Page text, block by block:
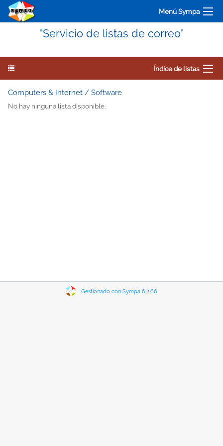
Menú Sympa
"Servicio de listas de correo"
Índice de listas
Computers & Internet / Software
No hay ninguna lista disponible.
Gestionado con Sympa 6.2.66